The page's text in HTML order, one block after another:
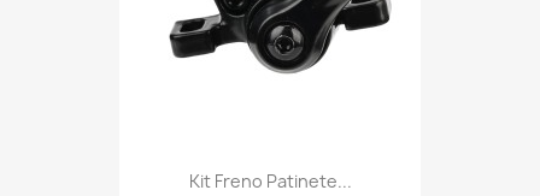
Kit Freno Patinete...